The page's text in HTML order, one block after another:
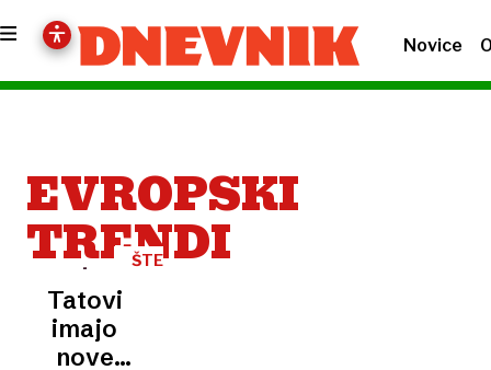
Novice
EVROPSKI
TRENDI
ŠTEVILKE
Tatovi
imajo
nove